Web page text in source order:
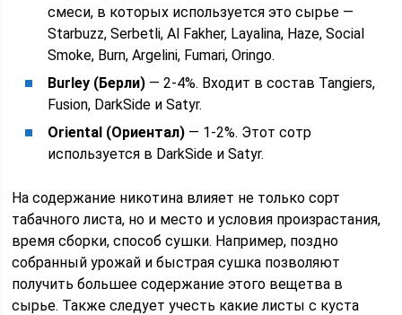
смеси, в которых используется это сырье —
Starbuzz, Serbetli, Al Fakher, Layalina, Haze, Social
Smoke, Burn, Argelini, Fumari, Oringо.
Burley (Берли) — 2-4%. Входит в состав Tangiers,
Fusion, DarkSide и Satyr.
Oriental (Ориентал) — 1-2%. Этот сотр
используется в DarkSide и Satyr.
На содержание никотина влияет не только сорт
табачного листа, но и место и условия произрастания,
время сборки, способ сушки. Например, поздно
собранный урожай и быстрая сушка позволяют
получить большее содержание этого вещетва в
сырье. Также следует учесть какие листы с куста